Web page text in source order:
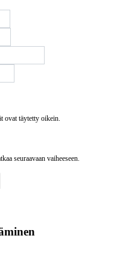
ovat täytetty oikein.
seuraavaan vaiheeseen.